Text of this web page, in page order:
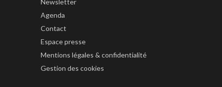
Agenda
Contact
Espace presse
Mentions légales & confidentialité
Gestion des cookies